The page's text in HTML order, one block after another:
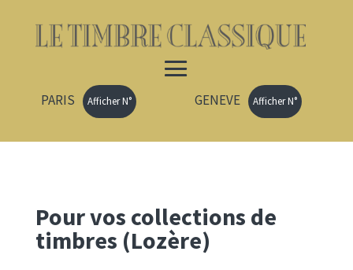
PARIS Afficher N° GENEVE Afficher N°
Pour vos collections de
timbres (Lozère)